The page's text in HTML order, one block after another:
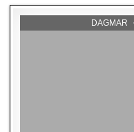
DAGMAR